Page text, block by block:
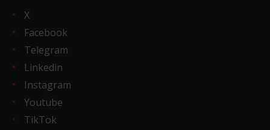
X
Facebook
Telegram
Linkedin
Instagram
Youtube
TikTok